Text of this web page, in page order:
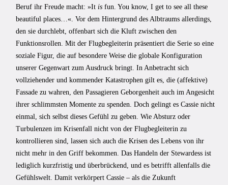
Beruf ihr Freude macht: »It is fun. You know, I get to see all these
beautiful places…«. Vor dem Hintergrund des Albtraums allerdings,
den sie durchlebt, offenbart sich die Kluft zwischen den
Funktionsrollen. Mit der Flugbegleiterin präsentiert die Serie so eine
soziale Figur, die auf besondere Weise die globale Konfiguration
unserer Gegenwart zum Ausdruck bringt. In Anbetracht sich
vollziehender und kommender Katastrophen gilt es, die (affektive)
Fassade zu wahren, den Passagieren Geborgenheit auch im Angesicht
ihrer schlimmsten Momente zu spenden. Doch gelingt es Cassie nicht
einmal, sich selbst dieses Gefühl zu geben. Wie Absturz oder
Turbulenzen im Krisenfall nicht von der Flugbegleiterin zu
kontrollieren sind, lassen sich auch die Krisen des Lebens von ihr
nicht mehr in den Griff bekommen. Das Handeln der Stewardess ist
lediglich kurzfristig und überbrückend, und es betrifft allenfalls die
Gefühlswelt. Damit verkörpert Cassie – als die Zukunft